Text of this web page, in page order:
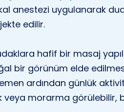
anestezi uygulanarak
edilir.
hafif bir masaj
bir görünüm elde
ardından günlük
veya morarma görülebilir,